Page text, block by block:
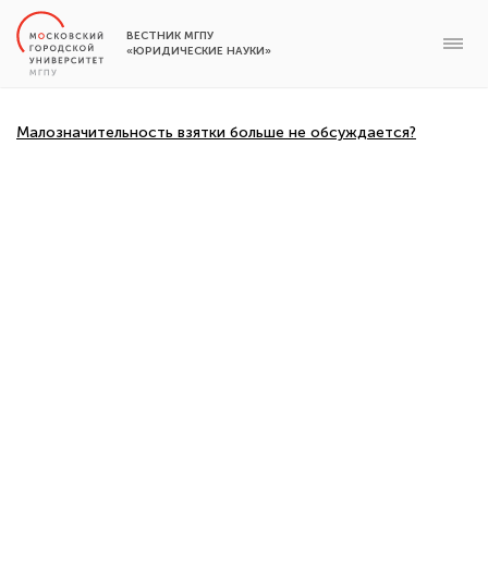
ВЕСТНИК МГПУ
«ЮРИДИЧЕСКИЕ НАУКИ»
Малозначительность взятки больше не обсуждается?